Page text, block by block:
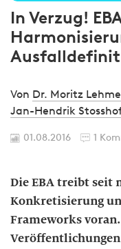
In Verzug!
Von Dr. Moritz
Jan-Hendrik
01.08.2016 1
Die EBA treibt seit
Konkretisierung
Frameworks